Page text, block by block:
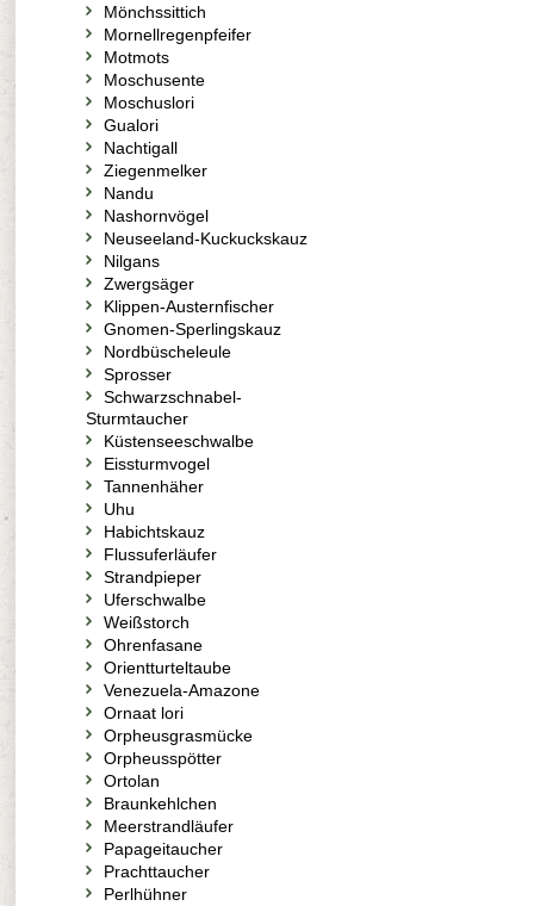
Mönchssittich
Mornellregenpfeifer
Motmots
Moschusente
Moschuslori
Gualori
Nachtigall
Ziegenmelker
Nandu
Nashornvögel
Neuseeland-Kuckuckskauz
Nilgans
Zwergsäger
Klippen-Austernfischer
Gnomen-Sperlingskauz
Nordbüscheleule
Sprosser
Schwarzschnabel-
Sturmtaucher
Küstenseeschwalbe
Eissturmvogel
Tannenhäher
Uhu
Habichtskauz
Flussuferläufer
Strandpieper
Uferschwalbe
Weißstorch
Ohrenfasane
Orientturteltaube
Venezuela-Amazone
Ornaat lori
Orpheusgrasmücke
Orpheusspötter
Ortolan
Braunkehlchen
Meerstrandläufer
Papageitaucher
Prachttaucher
Perlhühner